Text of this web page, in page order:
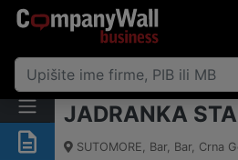
Sažetak
JADRANKA
SUTOMORE, Bar, Bar, Crna